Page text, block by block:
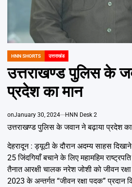
POSTED
HNN SHORTS उत्तराखंड
उत्तराखण्ड पुलिस के
प्रदेश का मान
onJanuary 30, 2024 HNN Desk 2
उत्तराखण्ड पुलिस के जवान ने बढ़ाया प्रदेश
देहरादून : ड्यूटी के दौरान अदम्य साहस
25 जिंदगियाँ बचाने के लिए महामहिम
तैनात आरक्षी चालक नरेश जोशी को जीवन
2023 के अन्तर्गत “जीवन रक्षा पदक” प्रदान